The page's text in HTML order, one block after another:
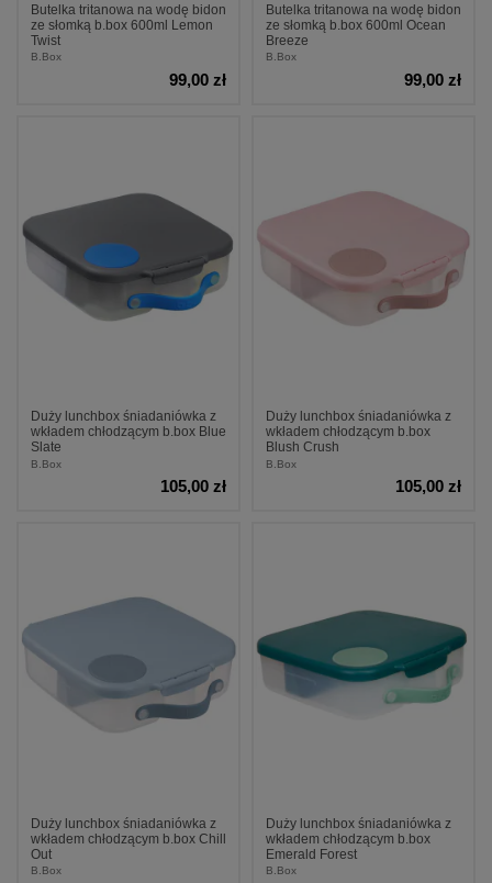
Butelka tritanowa na wodę bidon
ze słomką b.box 600ml Lemon
Twist
B.Box
99,00 zł
Butelka tritanowa na wodę bidon
ze słomką b.box 600ml Ocean
Breeze
B.Box
99,00 zł
Duży lunchbox śniadaniówka z
wkładem chłodzącym b.box Blue
Slate
B.Box
105,00 zł
Duży lunchbox śniadaniówka z
wkładem chłodzącym b.box
Blush Crush
B.Box
105,00 zł
Duży lunchbox śniadaniówka z
wkładem chłodzącym b.box Chill
Out
B.Box
Duży lunchbox śniadaniówka z
wkładem chłodzącym b.box
Emerald Forest
B.Box